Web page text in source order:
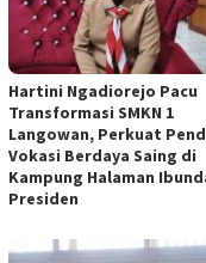
Hartini Ngadiorejo Pacu
Transformasi SMKN 1
Langowan, Perkuat
Vokasi Berdaya Saing di
Kampung Halaman
Presiden